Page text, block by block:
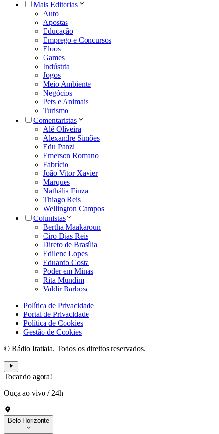
Mais Editorias
Auto
Apostas
Educação
Emprego e Concursos
Eloos
Games
Indústria
Jogos
Meio Ambiente
Negócios
Pets e Animais
Turismo
Comentaristas
Alê Oliveira
Alexandre Simões
Edu Panzi
Emerson Romano
Fabrício
João Vitor Xavier
Marques
Nathália Fiuza
Thiago Reis
Wellington Campos
Colunistas
Bertha Maakaroun
Ciro Dias Reis
Direto de Brasília
Edilene Lopes
Eduardo Costa
Poder em Minas
Rita Mundim
Valdir Barbosa
Política de Privacidade
Portal de Privacidade
Política de Cookies
Gestão de Cookies
© Rádio Itatiaia. Todos os direitos reservados.
Tocando agora!
Ouça ao vivo / 24h
Belo Horizonte